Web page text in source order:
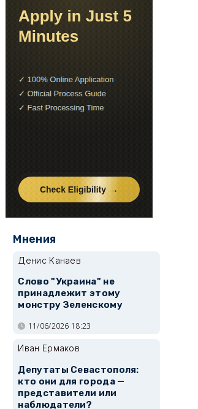
Мнения
Денис Канаев
Слово "Украина" не
принадлежит этому
монстру Зеленскому
11/06/2026 18:23
Иван Ермаков
Депутаты Севастополя:
кто они для города —
представители или
наблюдатели?